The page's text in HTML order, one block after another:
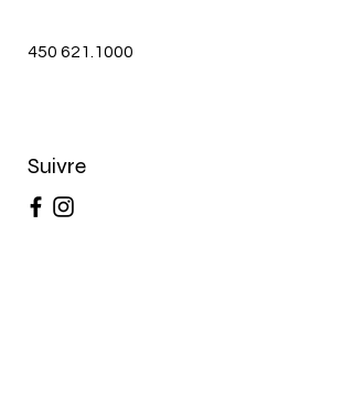
450 621.1000
Suivre